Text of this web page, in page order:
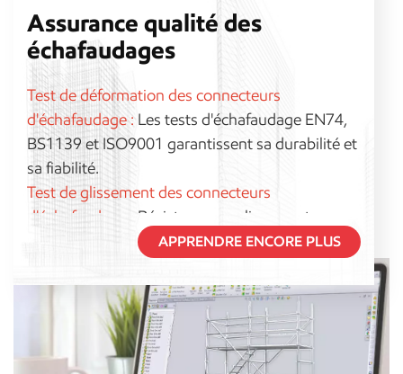
Assurance qualité des
échafaudages
Test de déformation des connecteurs
d'échafaudage : Les tests d'échafaudage EN74,
BS1139 et ISO9001 garantissent sa durabilité et
sa fiabilité.
Test de glissement des connecteurs
d'échafaudage :
Résistance au glissement
vérifiée selon les normes EN74 et BS1139.
d'échafaudage conforme aux normes CIDB pour
les projets de construction.
Test de capacité de charge :Les limites de
charge admissibles sont testées afin de garantir
APPRENDRE ENCORE PLUS